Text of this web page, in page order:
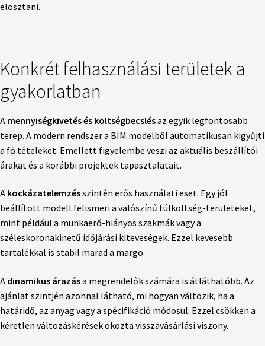
elosztani.
Konkrét felhasználási területek a
gyakorlatban
A mennyiségkivetés és költségbecslésaz egyik legfontosabb
terep. A modern rendszer a BIM modelből automatikusan kigyűjti
a fő tételeket. Emellett figyelembe veszi az aktuális beszállítói
árakat és a korábbi projektek tapasztalatait.
A kockázatelemzésszintén erős használati eset. Egy jól
beállított modell felismeri a valószínű túlköltség-területeket,
mint például a munkaerő-hiányos szakmák vagy a
széleskoronakinetű időjárási kiteveségek. Ezzel kevesebb
tartalékkal is stabil marad a margo.
A dinamikus árazása megrendelők számára is átláthatóbb. Az
ajánlat szintjén azonnal látható, mi hogyan változik, ha a
határidő, az anyag vagy a spécifikáció módosul. Ezzel csökken a
kéretlen változáskérések okozta visszavásárlási viszony.